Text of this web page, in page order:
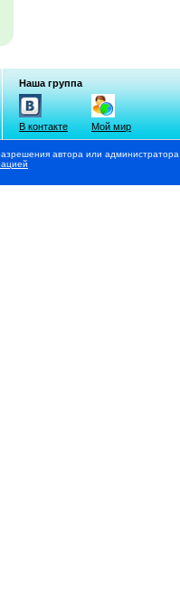
Наша группа
В контакте Мой мир
автора или